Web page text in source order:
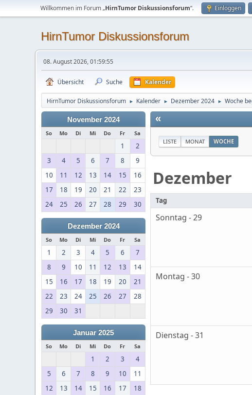
Willkommen im Forum „HirnTumor Diskussionsforum“. Einloggen
HirnTumor Diskussionsforum
08. August 2026, 01:59:55
Übersicht Suche Kalender
HirnTumor Diskussionsforum ► Kalender ► Dezember 2024 ► Woche
November 2024
So Mo Di Mi Do Fr Sa
1
2
3
4 5 6 7 8
9
10
11 12 13 14 15
16
17
18 19 20 21 22
23
24
25 26 27 28 29 30
Dezember 2024
So Mo Di Mi Do Fr Sa
1 2 3 4 5 6
7
8
9 10 11 12 13
14
15
16 17 18 19 20
21
22
23 24 25 26 27
28
29
30 31
Januar 2025
So Mo Di Mi Do Fr Sa
1 2 3
4
5
6 7 8 9 10
11
12
13 14 15 16 17
18
«
LISTE MONAT WOCHE
Dezember
Tag
Sonntag - 29
Montag - 30
Dienstag - 31